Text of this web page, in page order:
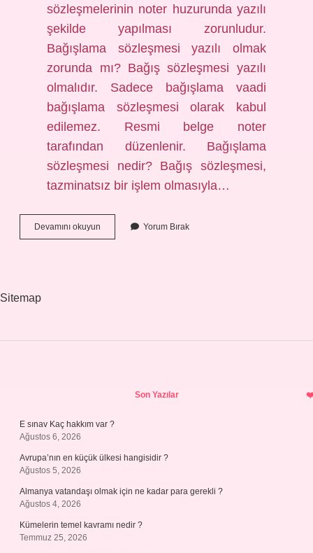
sözleşmelerinin noter huzurunda yazılı
şekilde yapılması zorunludur.
Bağışlama sözleşmesi yazılı olmak
zorunda mı? Bağış sözleşmesi yazılı
olmalıdır. Sadece bağışlama vaadi
bağışlama sözleşmesi olarak kabul
edilemez. Resmi belge noter
tarafından düzenlenir. Bağışlama
sözleşmesi nedir? Bağış sözleşmesi,
tazminatsız bir işlem olmasıyla…
Devamını okuyun Bağışlama
Sözleşmesi
Yorum Bırak
Sitemap
Son Yazılar
E sınav Kaç hakkım var ?
Ağustos 6, 2026
Avrupa’nın en küçük ülkesi hangisidir ?
Ağustos 5, 2026
Almanya vatandaşı olmak için ne kadar para gerekli ?
Ağustos 4, 2026
Kümelerin temel kavramı nedir ?
Temmuz 25, 2026